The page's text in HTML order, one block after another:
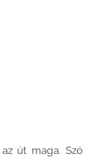
út maga. Szó